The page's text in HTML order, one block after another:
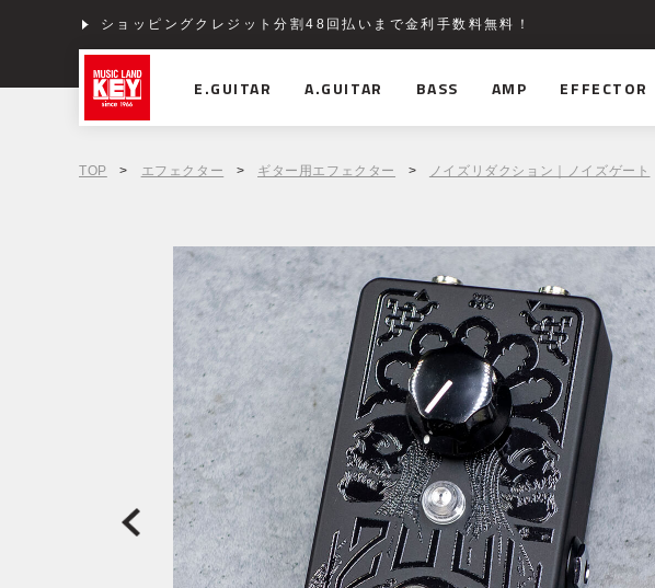
ショッピングクレジット分割48回払いまで金利手数料無料！
E.GUITAR A.GUITAR BASS AMP EFFECTOR
TOP > エフェクター > ギター用エフェクター > ノイズリダクション｜ノイズゲート